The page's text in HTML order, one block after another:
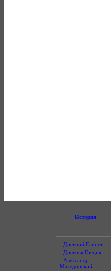
История
- Древний Египет
- Древняя Греция
- Александр
Македонский